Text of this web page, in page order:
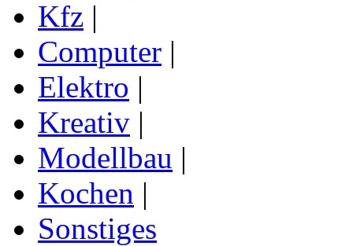
Kfz |
Computer |
Elektro |
Kreativ |
Modellbau |
Kochen |
Sonstiges